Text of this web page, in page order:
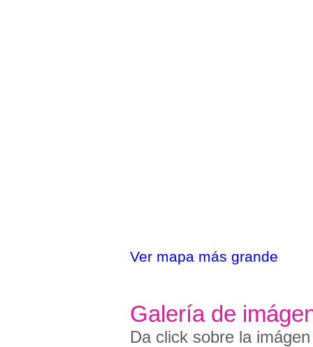
Ver mapa más grande
Galería de
Da click sobre la